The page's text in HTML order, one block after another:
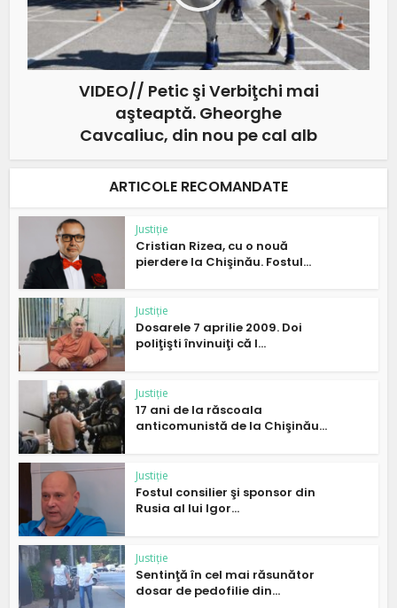
VIDEO// Petic şi Verbiţchi mai
aşteaptă. Gheorghe
Cavcaliuc, din nou pe cal alb
ARTICOLE RECOMANDATE
Justiție
Cristian Rizea, cu o nouă
pierdere la Chişinău. Fostul...
Justiție
Dosarele 7 aprilie 2009. Doi
poliţişti învinuiţi că l...
Justiție
17 ani de la răscoala
anticomunistă de la Chişinău...
Justiție
Fostul consilier şi sponsor din
Rusia al lui Igor...
Justiție
Sentinţă în cel mai răsunător
dosar de pedofilie din...